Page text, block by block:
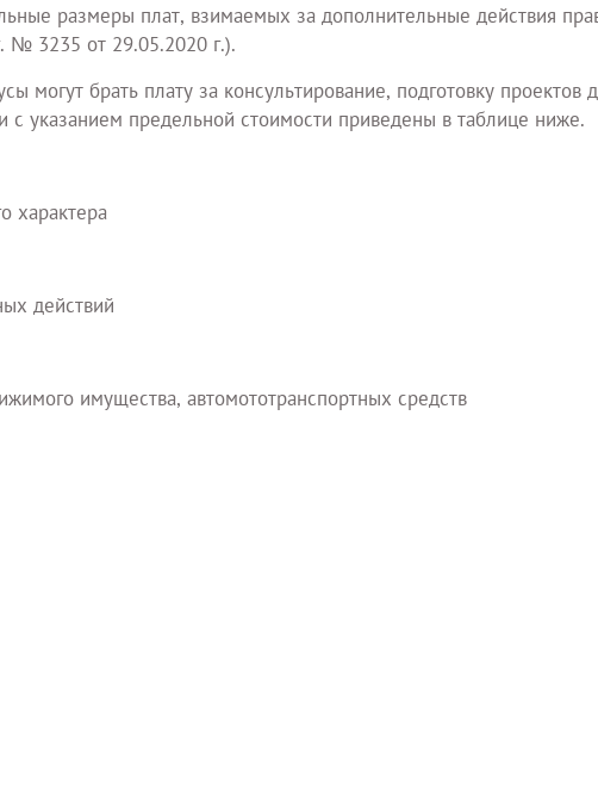
размеры плат, взимаемых за дополнительные действия
№ 3235 от 29.05.2020 г.).
могут брать плату за консультирование, подготовку проектов
с указанием предельной стоимости приведены в таблице ниже.
характера
действий
имущества, автомототранспортных средств